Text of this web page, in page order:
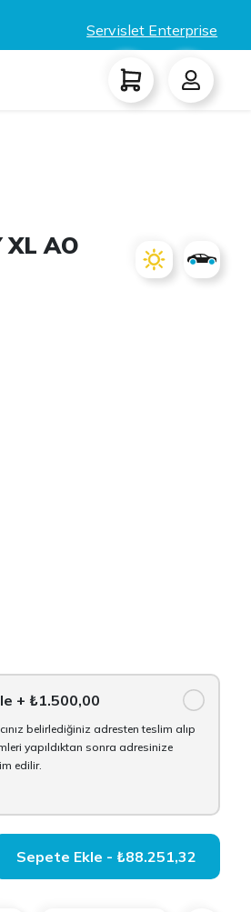
Servislet Enterprise
AO
+ ₺1.500,00
belirlediğiniz adresten teslim alıp
yapıldıktan sonra adresinize
edilir.
Sepete Ekle - ₺88.251,32